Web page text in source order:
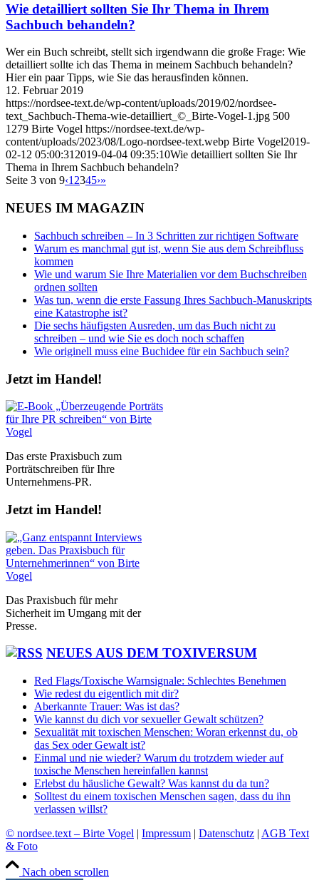
Wie detailliert sollten Sie Ihr Thema in Ihrem
Sachbuch behandeln?
Wer ein Buch schreibt, stellt sich irgendwann die große Frage: Wie
detailliert sollte ich das Thema in meinem Sachbuch behandeln?
Hier ein paar Tipps, wie Sie das herausfinden können.
12. Februar 2019
https://nordsee-text.de/wp-content/uploads/2019/02/nordsee-
text_Sachbuch-Thema-wie-detailliert_©_Birte-Vogel-1.jpg 500
1279 Birte Vogel https://nordsee-text.de/wp-
content/uploads/2023/08/Logo-nordsee-text.webp Birte Vogel2019-
02-12 05:00:31 2019-04-04 09:35:10Wie detailliert sollten Sie Ihr
Thema in Ihrem Sachbuch behandeln?
Seite 3 von 9‹1 2345›»
NEUES IM MAGAZIN
Sachbuch schreiben – In 3 Schritten zur richtigen Software
Warum es manchmal gut ist, wenn Sie aus dem Schreibfluss
kommen
Wie und warum Sie Ihre Materialien vor dem Buchschreiben
ordnen sollten
Was tun, wenn die erste Fassung Ihres Sachbuch-Manuskripts
eine Katastrophe ist?
Die sechs häufigsten Ausreden, um das Buch nicht zu
schreiben – und wie Sie es doch noch schaffen
Wie originell muss eine Buchidee für ein Sachbuch sein?
Jetzt im Handel!
Das erste Praxisbuch zum
Porträtschreiben für Ihre
Unternehmens-PR.
Jetzt im Handel!
Das Praxisbuch für mehr
Sicherheit im Umgang mit der
Presse.
NEUES AUS DEM TOXIVERSUM
Red Flags/Toxische Warnsignale: Schlechtes Benehmen
Wie redest du eigentlich mit dir?
Aberkannte Trauer: Was ist das?
Wie kannst du dich vor sexueller Gewalt schützen?
Sexualität mit toxischen Menschen: Woran erkennst du, ob
das Sex oder Gewalt ist?
Einmal und nie wieder? Warum du trotzdem wieder auf
toxische Menschen hereinfallen kannst
Erlebst du häusliche Gewalt? Was kannst du da tun?
Solltest du einem toxischen Menschen sagen, dass du ihn
verlassen willst?
© nordsee.text – Birte Vogel | Impressum | Datenschutz | AGB Text
& Foto
Nach oben scrollen